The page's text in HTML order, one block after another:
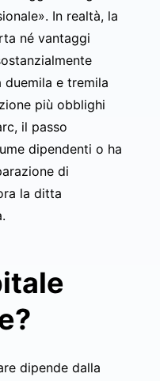
In realtà, la
né vantaggi
e tremila
più obblighi
il passo
dipendenti o ha
di
la ditta
dipende dalla